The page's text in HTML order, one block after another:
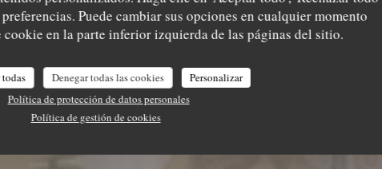
Puede cambiar sus opciones en cualquier momento
en la parte inferior izquierda de las páginas del sitio.
Denegar todas las cookies
Personalizar
Política de protección de datos personales
Política de gestión de cookies
À PARIS
RESERVAR UNA MESA